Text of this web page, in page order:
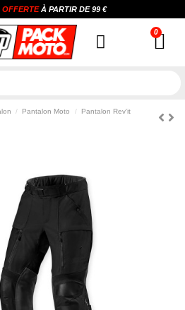
OFFERTEÀ PARTIR DE99 €
Pantalon Moto
Pantalon Rev'it